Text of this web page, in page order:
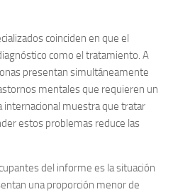
coinciden en que el
como el tratamiento. A
presentan simultáneamente
mentales que requieren un
internacional muestra que tratar
estos problemas reduce las
del informe es la situación
una proporción menor de